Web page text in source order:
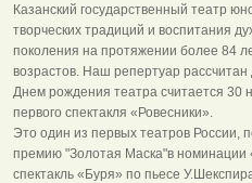
Казанский государственный театр
творческих традиций и воспитания
поколения на протяжении более 84
возрастов. Наш репертуар
Днем рождения театра считается 30
первого спектакля «Ровесники».
Это один из первых театров
премию "Золотая Маска"в номинации
спектакль «Буря» по пьесе